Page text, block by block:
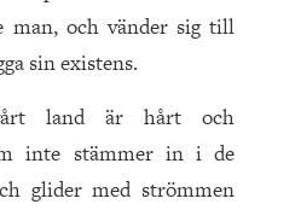
man, och vänder sig till
sin existens.
land är hårt och
inte stämmer in i de
glider med strömmen